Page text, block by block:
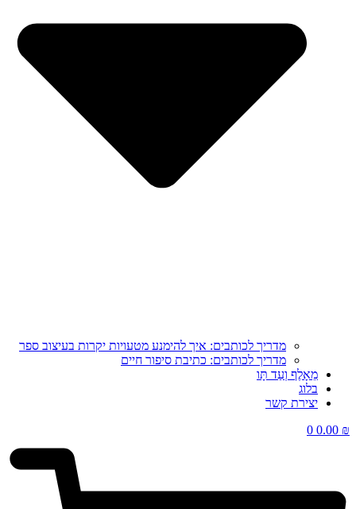
מדריך לכותבים: איך להימנע מטעויות יקרות בעיצוב ספר
מדריך לכותבים: כתיבת סיפור חיים
מֵאָלֶף וְעַד תָּו
בלוג
יצירת קשר
0.00 ₪
0